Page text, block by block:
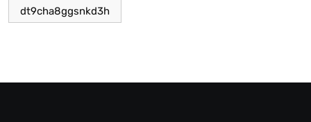
dt9cha8ggsnkd3h